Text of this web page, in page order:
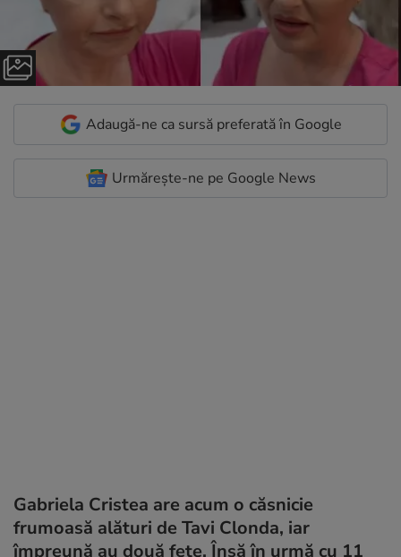
Adaugă-ne ca sursă preferată în Google
Urmărește-ne pe Google News
Gabriela Cristea are acum o căsnicie
frumoasă alături de Tavi Clonda, iar
împreună au două fete. Însă în urmă cu 11